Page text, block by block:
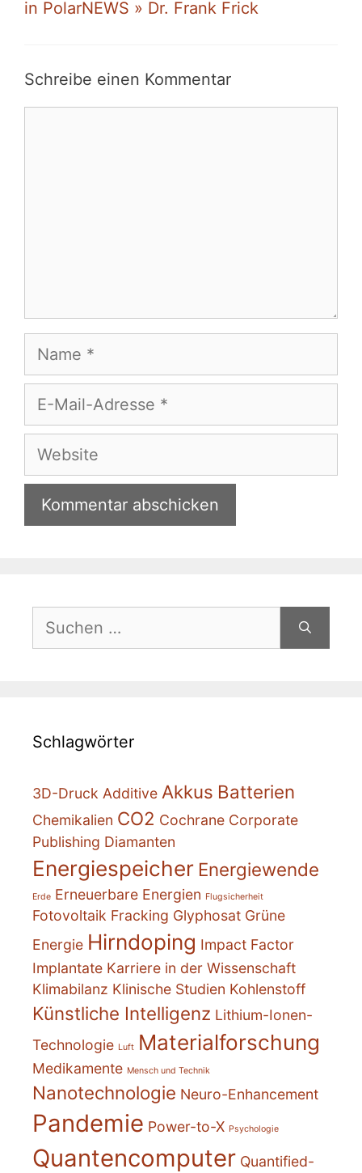
in PolarNEWS » Dr. Frank Frick
Schreibe einen Kommentar
Name
E-
Website
nach:
Schlagwörter
3D-Druck Additive Akkus Batterien
Chemikalien CO2 Cochrane Corporate
Publishing Diamanten
Energiespeicher Energiewende
Erde Erneuerbare Energien Flugsicherheit
Fotovoltaik Fracking Glyphosat Grüne
Energie Hirndoping Impact Factor
Implantate Karriere in der Wissenschaft
Klimabilanz Klinische Studien Kohlenstoff
Künstliche Intelligenz Lithium-Ionen-
Technologie Luft Materialforschung
Medikamente Mensch und Technik
Nanotechnologie Neuro-Enhancement
Pandemie Power-to-X Psychologie
Quantencomputer Quantified-